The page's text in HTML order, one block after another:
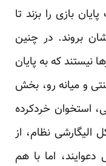
بازی را بزند تا
بروند. در چنین
نیستند که به پایان
و میانه رو، بخش
استخوان خردکرده
نظام، از
اما با هم